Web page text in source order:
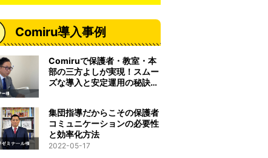
Comiru導入事例
Comiruで保護者・教室・本
部の三方よしが実現！スムー
ズな導入と安定運用の秘訣と
集団指導だからこその保護者
コミュニケーションの必要性
と効率化方法
2022-05-17